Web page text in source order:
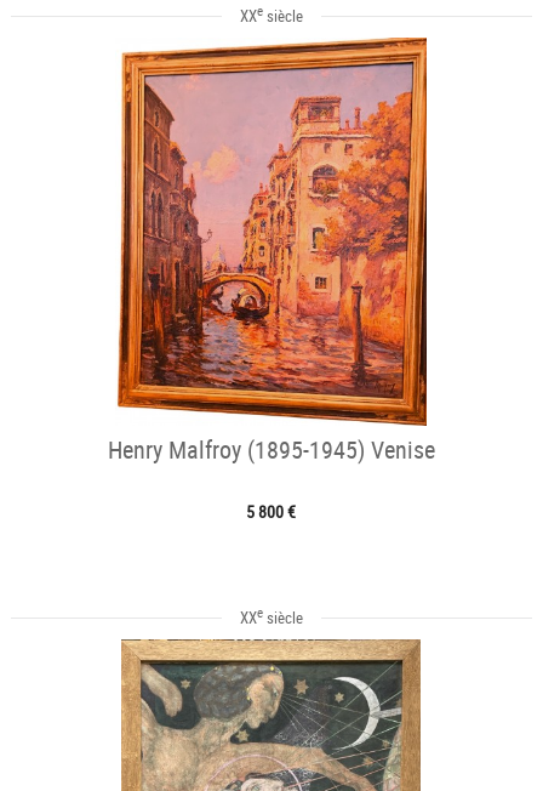
XXesiècle
Henry Malfroy (1895-1945) Venise
5 800 €
XXesiècle